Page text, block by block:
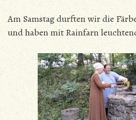
Am Samstag durften wir die
und haben mit Rainfarn